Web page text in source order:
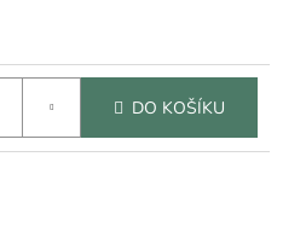
DO KOŠÍKU